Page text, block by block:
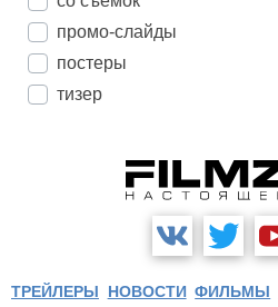
промо-слайды
постеры
тизер
ТРЕЙЛЕРЫ НОВОСТИ ФИЛЬМЫ